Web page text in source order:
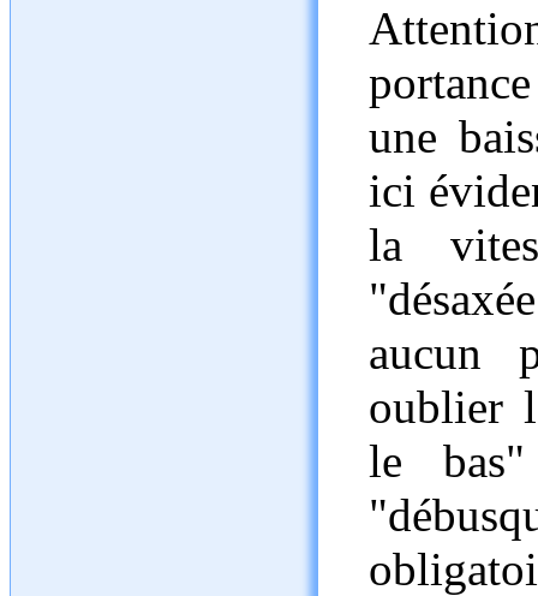
une
ici
la
aucun
oublier
le